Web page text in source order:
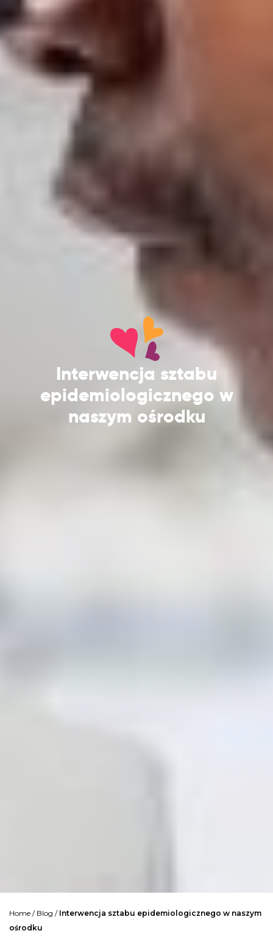
Interwencja sztabu
epidemiologicznego w
naszym ośrodku
Home / Blog / Interwencja sztabu epidemiologicznego w naszym
ośrodku